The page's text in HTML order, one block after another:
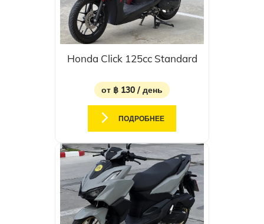
Honda Click 125cc Standard
от ฿ 130 / день
ПОДРОБНЕЕ